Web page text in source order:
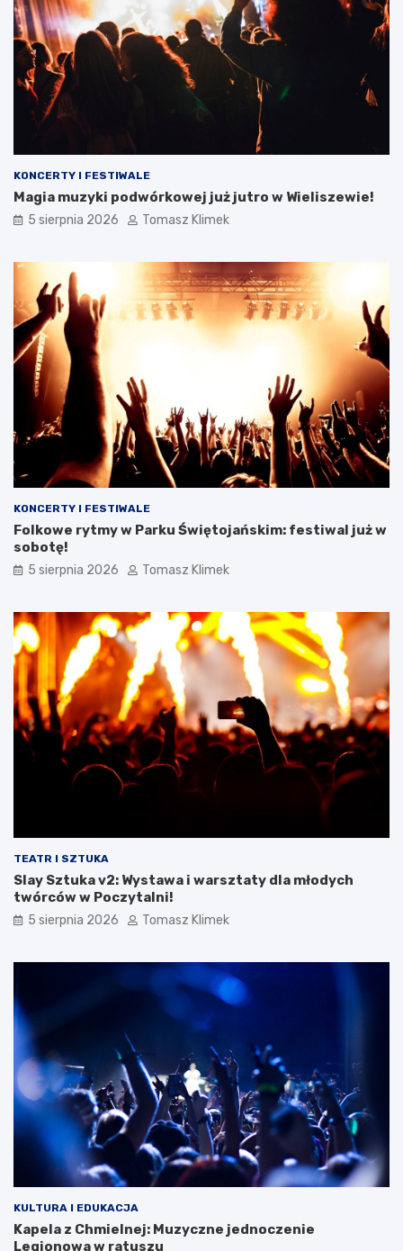
KONCERTY I FESTIWALE
Magia muzyki podwórkowej już jutro w Wieliszewie!
5 sierpnia 2026 Tomasz Klimek
KONCERTY I FESTIWALE
Folkowe rytmy w Parku Świętojańskim: festiwal już w
sobotę!
5 sierpnia 2026 Tomasz Klimek
TEATR I SZTUKA
Slay Sztuka v2: Wystawa i warsztaty dla młodych
twórców w Poczytalni!
5 sierpnia 2026 Tomasz Klimek
KULTURA I EDUKACJA
Kapela z Chmielnej: Muzyczne jednoczenie
Legionowa w ratuszu